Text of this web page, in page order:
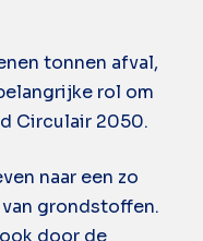
tonnen afval,
rol om
Circulair 2050.
naar een zo
grondstoffen.
door de